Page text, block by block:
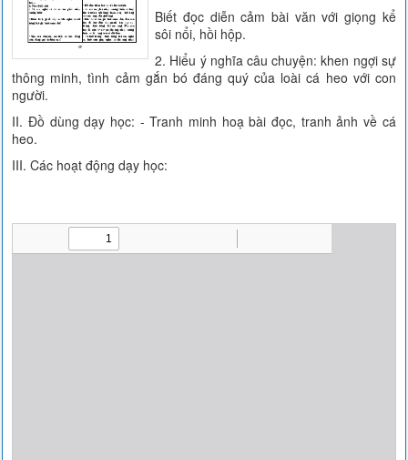
Biết đọc diễn cảm bài văn với giọng kể
sôi nổi, hồi hộp.
2. Hiểu ý nghĩa câu chuyện: khen ngợi sự
thông minh, tình cảm gắn bó đáng quý của loài cá heo với con
người.
II. Đồ dùng dạy học: - Tranh minh hoạ bài đọc, tranh ảnh về cá
heo.
III. Các hoạt động dạy học: